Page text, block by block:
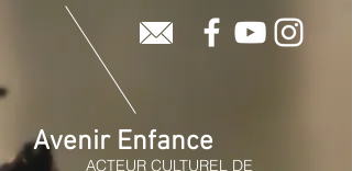
Avenir Enfance
ACTEUR CULTUREL DE